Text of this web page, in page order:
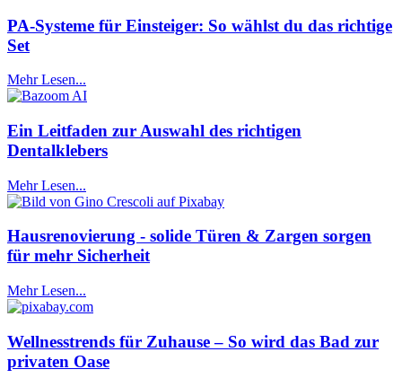
PA-Systeme für Einsteiger: So wählst du das richtige
Set
Mehr Lesen...
Ein Leitfaden zur Auswahl des richtigen
Dentalklebers
Mehr Lesen...
Hausrenovierung - solide Türen & Zargen sorgen
für mehr Sicherheit
Mehr Lesen...
Wellnesstrends für Zuhause – So wird das Bad zur
privaten Oase